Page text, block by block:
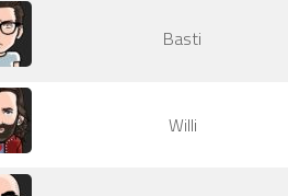
Basti
Willi